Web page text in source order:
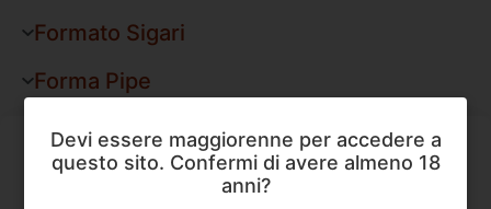
Formato Sigari
Forma Pipe
Devi essere maggiorenne per accedere a
questo sito. Confermi di avere almeno 18
anni?